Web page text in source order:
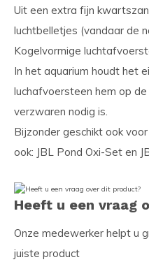
Uit een extra fijn
luchtbelletjes (vandaar de
Kogelvormige
In het aquarium houdt het
luchafvoersteen hem op
verzwaren nodig is.
Bijzonder geschikt ook
ook: JBL Pond Oxi-Set en
Heeft u een vraag
Onze medewerker helpt u
juiste product